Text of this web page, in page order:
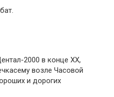
2000 в конце ХХ,
возле Часовой
и дорогих